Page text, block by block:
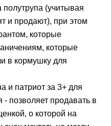
полутрупа (учитывая
и продают), при этом
которые
которые
в кормушку для
и патриот за 3+ для
- позволяет продавать в
о которой на